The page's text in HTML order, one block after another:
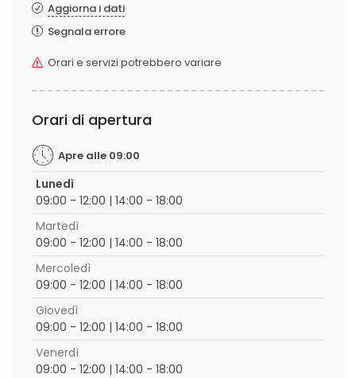
Aggiorna i dati
Segnala errore
Orari e servizi potrebbero variare
Orari di apertura
Apre alle 09:00
Lunedì
09:00 - 12:00 | 14:00 - 18:00
Martedì
09:00 - 12:00 | 14:00 - 18:00
Mercoledì
09:00 - 12:00 | 14:00 - 18:00
Giovedì
09:00 - 12:00 | 14:00 - 18:00
Venerdì
09:00 - 12:00 | 14:00 - 18:00